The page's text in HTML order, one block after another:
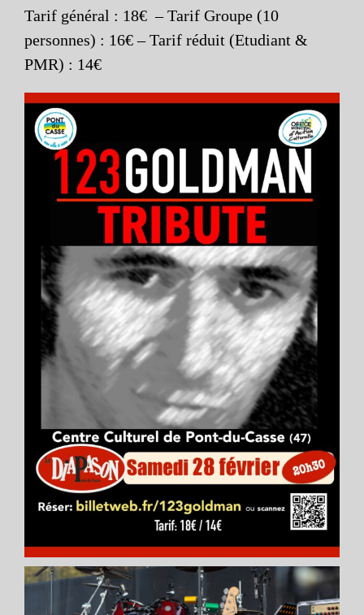
Tarif général : 18€ – Tarif Groupe (10
personnes) : 16€ – Tarif réduit (Etudiant &
PMR) : 14€